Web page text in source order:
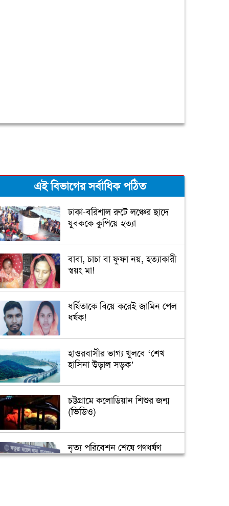
এই বিভাগের সর্বাধিক পঠিত
ঢাকা-বরিশাল রুটে লঞ্চের ছাদে
যুবককে কুপিয়ে হত্যা
বাবা, চাচা বা ফুফা নয়, হত্যাকারী
স্বয়ং মা!
ধর্ষিতাকে বিয়ে করেই জামিন পেল
ধর্ষক!
হাওরবাসীর ভাগ্য খুলবে ‘শেখ
হাসিনা উড়াল সড়ক’
চট্টগ্রামে কলোডিয়ান শিশুর জন্ম
(ভিডিও)
নৃত্য পরিবেশন শেষে গণধর্ষণ